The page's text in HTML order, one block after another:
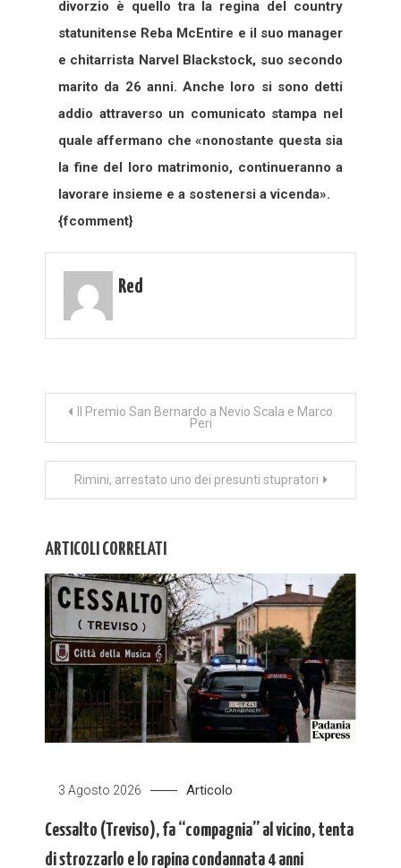
divorzio è quello tra la regina del country
statunitense Reba McEntire e il suo manager
e chitarrista Narvel Blackstock, suo secondo
marito da 26 anni. Anche loro si sono detti
addio attraverso un comunicato stampa nel
quale affermano che «nonostante questa sia
la fine del loro matrimonio, continueranno a
lavorare insieme e a sostenersi a vicenda».
{fcomment}
Red
Navigazione
articoli
Il Premio San Bernardo a Nevio Scala e Marco
Peri
Rimini, arrestato uno dei presunti stupratori
ARTICOLI CORRELATI
3 Agosto 2026 Articolo
Cessalto (Treviso), fa “compagnia” al vicino, tenta
di strozzarlo e lo rapina condannata 4 anni